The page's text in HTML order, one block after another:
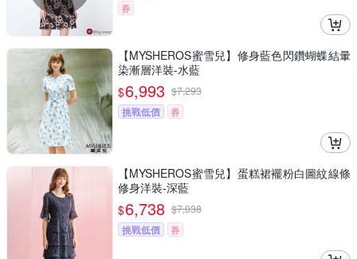
券
【MYSHEROS蜜雪兒】修身藍色閃鑽蝴蝶結暈
染漸層洋裝-水藍
$6,993 $7,293
挑戰低價
券
【MYSHEROS蜜雪兒】蛋糕裙襬粉白圖紋線條
修身洋裝-深藍
$6,738 $7,038
挑戰低價
券